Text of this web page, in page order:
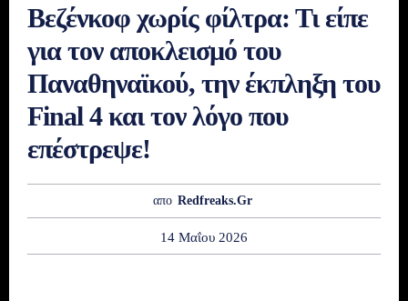
Βεζένκοφ χωρίς φίλτρα: Τι είπε
για τον αποκλεισμό του
Παναθηναϊκού, την έκπληξη του
Final 4 και τον λόγο που
επέστρεψε!
απο Redfreaks.gr
14 Μαΐου 2026